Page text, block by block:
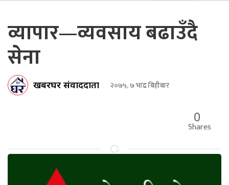
व्यापार—व्यवसाय बढाउँदै
सेना
खबरघर संवाददाता २०७५, ७ भाद्र बिहीबार
0
Shares